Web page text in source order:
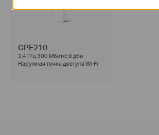
CPE210
2,4 ГГц 300 Мбит/с 9 дБи
Наружная точка доступа Wi‑Fi